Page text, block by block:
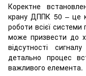
Коректне
крану ДППК 50 – це
роботи всієї
може призвести до
відсутності
детально процес
важливого елемента.